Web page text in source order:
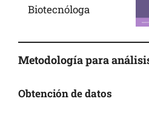
Biotecnóloga
Metodología para
Obtención de datos